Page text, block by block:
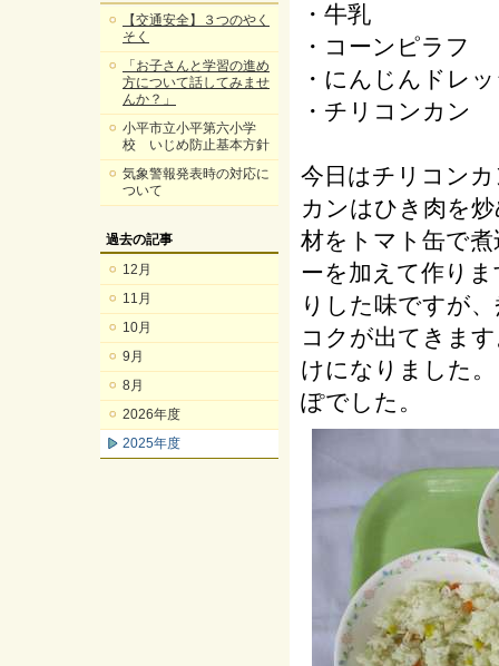
【交通安全】３つのやく
そく
「お子さんと学習の進め
方について話してみませ
んか？」
小平市立小平第六小学
校 いじめ防止基本方針
気象警報発表時の対応に
ついて
過去の記事
12月
11月
10月
9月
8月
2026年度
2025年度
・牛乳
・コーンピラフ
・にんじんドレ
・チリコンカン
今日はチリコン
カンはひき肉を
材をトマト缶で
ーを加えて作り
りした味ですが
コクが出てきま
けになりました
ぽでした。